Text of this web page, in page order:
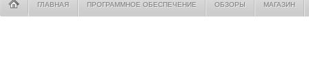
ГЛАВНАЯ ПРОГРАММНОЕ ОБЕСПЕЧЕНИЕ ОБЗОРЫ МАГАЗИН